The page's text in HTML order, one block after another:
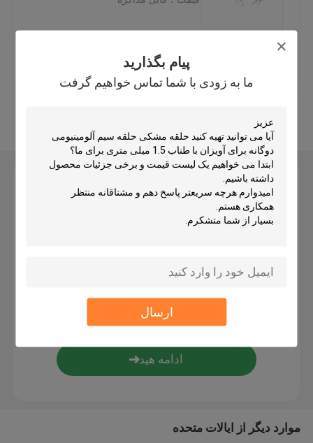
پیام بگذارید
ما به زودی با شما تماس خواهیم گرفت
ارسال
گیرنده های کابل خود گیرنده
گیرنده سیم پیچ
سیستم آویزان کابل
سیستم آویزان هنر
کیت تعلیق پانل LED
کیت تعلیق سیم
قطعات نمایش کابل
بهترین قیمت
ما به زودی با شما تماس خواهیم گرفت
موارد دیگر از ایالات متحده